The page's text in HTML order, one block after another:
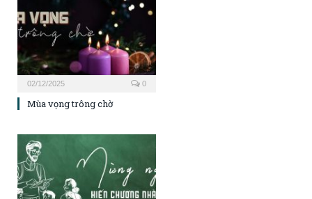
02/12/2025 0
Mùa vọng trông chờ